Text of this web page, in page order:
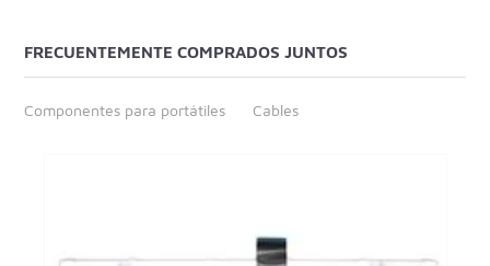
FRECUENTEMENTE COMPRADOS JUNTOS
Componentes para portátiles Cables